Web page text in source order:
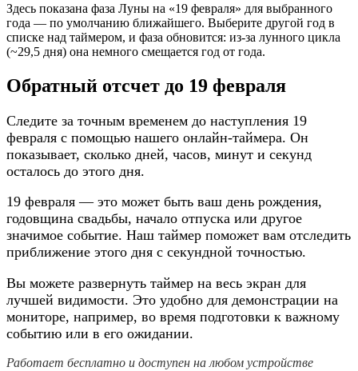
Здесь показана фаза Луны на «19 февраля» для выбранного
года — по умолчанию ближайшего. Выберите другой год в
списке над таймером, и фаза обновится: из-за лунного цикла
(~29,5 дня) она немного смещается год от года.
Обратный отсчет до 19 февраля
Следите за точным временем до наступления 19
февраля с помощью нашего онлайн-таймера. Он
показывает, сколько дней, часов, минут и секунд
осталось до этого дня.
19 февраля — это может быть ваш день рождения,
годовщина свадьбы, начало отпуска или другое
значимое событие. Наш таймер поможет вам отследить
приближение этого дня с секундной точностью.
Вы можете развернуть таймер на весь экран для
лучшей видимости. Это удобно для демонстрации на
мониторе, например, во время подготовки к важному
событию или в его ожидании.
Работает бесплатно и доступен на любом устройстве